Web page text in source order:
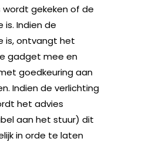
gekeken of de
is. Indien de
is, ontvangt het
gadget mee en
goedkeuring aan
Indien de verlichting
het advies
aan het stuur) dit
in orde te laten